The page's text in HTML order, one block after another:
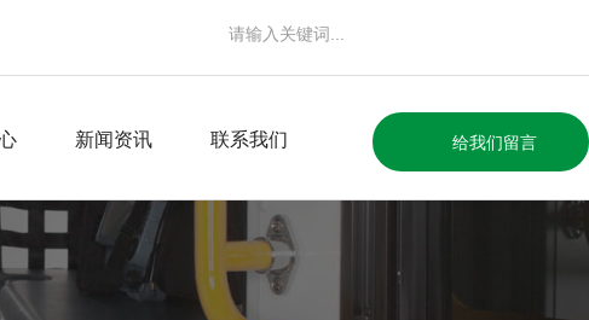
新闻资讯 联系我们 给我们留言